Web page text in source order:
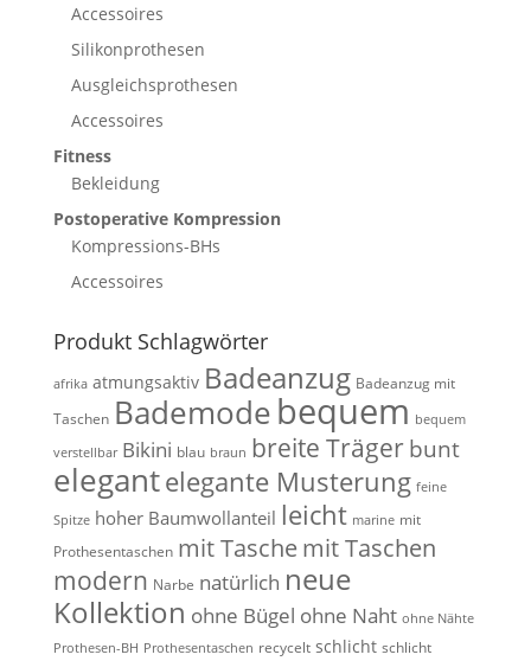
Accessoires
Silikonprothesen
Ausgleichsprothesen
Accessoires
Fitness
Bekleidung
Postoperative Kompression
Kompressions-BHs
Accessoires
Produkt Schlagwörter
afrika atmungsaktiv Badeanzug Badeanzug mit
Taschen Bademodebequem bequem
verstellbar Bikini blau braun breite Träger bunt
elegantelegante Musterung feine
Spitze hoher Baumwollanteil leicht marine mit
Prothesentaschen mit Taschemit Taschen
modern Narbe natürlich neue
Kollektion ohne Bügel ohne Naht ohne Nähte
Prothesen-BH Prothesentaschen recycelt schlicht schlicht